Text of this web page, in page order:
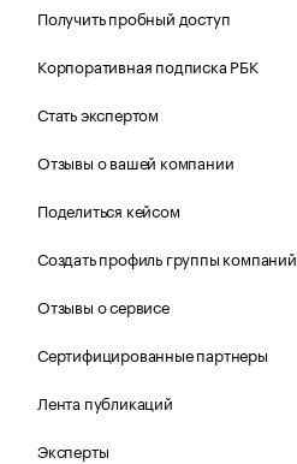
Получить пробный доступ
Корпоративная подписка РБК
Стать экспертом
Отзывы о вашей компании
Поделиться кейсом
Создать профиль группы компаний
Отзывы о сервисе
Сертифицированные партнеры
Лента публикаций
Эксперты